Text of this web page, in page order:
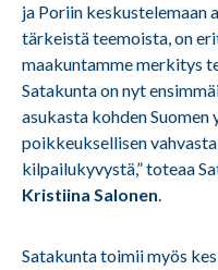
ja Poriin keskustelemaan
tärkeistä teemoista, on
maakuntamme merkitys
Satakunta on nyt
asukasta kohden
poikkeuksellisen
kilpailukyvystä,” toteaa
Kristiina Salonen.
Satakunta toimii myös